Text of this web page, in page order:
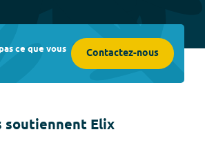
ce que vous Contactez-nous
soutiennent Elix